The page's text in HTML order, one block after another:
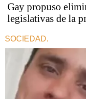
Gay propuso
legislativas de la
SOCIEDAD.